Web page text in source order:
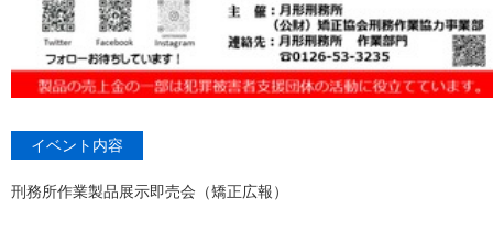
イベント内容
刑務所作業製品展示即売会（矯正広報）